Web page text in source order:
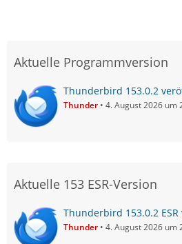
Aktuelle Programmversion
Thunderbird 153.0.2
Thunder 4. August 2026 um
Aktuelle 153 ESR-Version
Thunderbird 153.0.2
Thunder 4. August 2026 um